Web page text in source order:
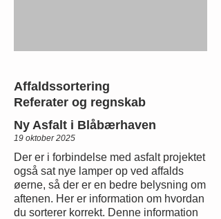
Affaldssortering
Referater og regnskab
Ny Asfalt i Blåbærhaven
19 oktober 2025
Der er i forbindelse med asfalt projektet
også sat nye lamper op ved affalds
øerne, så der er en bedre belysning om
aftenen. Her er information om hvordan
du sorterer korrekt. Denne information